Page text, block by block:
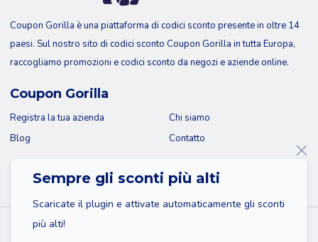
Sempre gli sconti più alti
Scaricate il plugin e attivate automaticamente gli sconti
più alti!
Coupon Gorilla è una piattaforma di codici sconto presente in oltre 14
paesi. Sul nostro sito di codici sconto Coupon Gorilla in tutta Europa,
raccogliamo promozioni e codici sconto da negozi e aziende online.
Coupon Gorilla
Registra la tua azienda
Blog
Chi siamo
Contatto
© 2026 Coupon Gorilla